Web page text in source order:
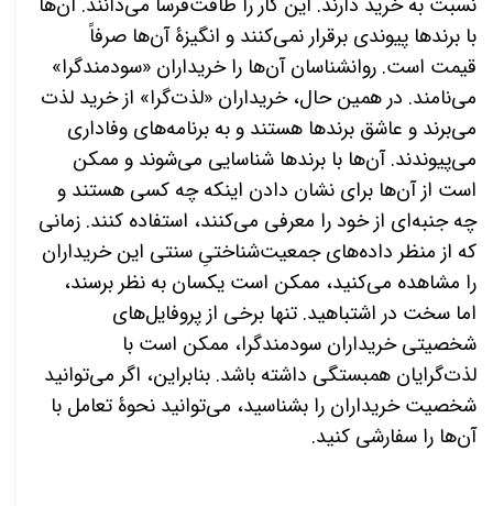
با برندها پیوندی برقرار نمیکنند و انگیزۀ آنها صرفاً
قیمت است. روانشناسان آنها را خریداران «سودمندگرا»
مینامند. در همین حال، خریداران «لذتگرا» از خرید لذت
میبرند و عاشق برندها هستند و به برنامههای وفاداری
میپیوندند. آنها با برندها شناسایی میشوند و ممکن
است از آنها برای نشان دادن اینکه چه کسی هستند و
چه جنبهای از خود را معرفی میکنند، استفاده کنند. زمانی
که از منظر دادههای جمعیتشناختیِ سنتی این خریداران
را مشاهده میكنید، ممکن است یکسان به نظر برسند،
اما سخت در اشتباهید. تنها برخی از پروفایلهای
شخصیتی خریداران سودمندگرا، ممكن است با
لذتگرایان همبستگی داشته باشد. بنابراین، اگر میتوانید
شخصیت خریداران را بشناسید، میتوانید نحوۀ تعامل با
آنها را سفارشی کنید.